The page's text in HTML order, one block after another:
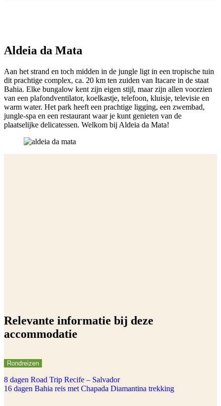
Aldeia da Mata
Aan het strand en toch midden in de jungle ligt in een tropische tuin
dit prachtige complex, ca. 20 km ten zuiden van Itacare in de staat
Bahia. Elke bungalow kent zijn eigen stijl, maar zijn allen voorzien
van een plafondventilator, koelkastje, telefoon, kluisje, televisie en
warm water. Het park heeft een prachtige ligging, een zwembad,
jungle-spa en een restaurant waar je kunt genieten van de
plaatselijke delicatessen. Welkom bij Aldeia da Mata!
Relevante informatie bij deze
accommodatie
Rondreizen
8 dagen Road Trip Recife – Salvador
16 dagen Bahia reis met Chapada Diamantina trekking